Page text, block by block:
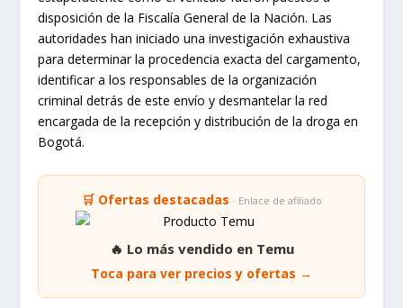
disposición de la Fiscalía General de la Nación. Las
autoridades han iniciado una investigación exhaustiva
para determinar la procedencia exacta del cargamento,
identificar a los responsables de la organización
criminal detrás de este envío y desmantelar la red
encargada de la recepción y distribución de la droga en
Bogotá.
🛒 Ofertas destacadas · Enlace de afiliado
🔥 Lo más vendido en Temu
Toca para ver precios y ofertas →